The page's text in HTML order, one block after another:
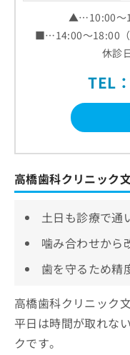
▲…10:00～
■…14:00～18:00（
休診
TEL
高橋歯科クリニック
土日も診療で通
噛み合わせから
歯を守るため精
高橋歯科クリニック
平日は時間が取れな
クです。